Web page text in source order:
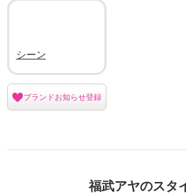
シーン
ブランドお知らせ登録
福武アヤのスタ